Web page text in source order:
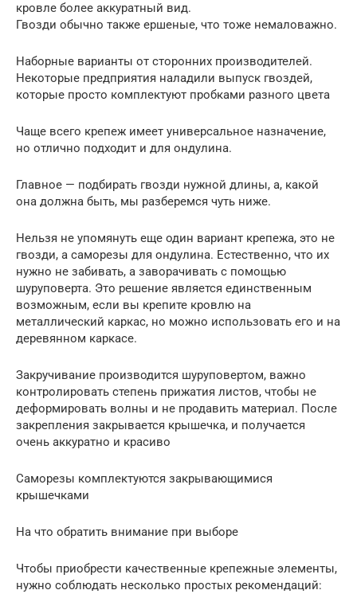
кровле более аккуратный вид.
Гвозди обычно также ершеные, что тоже немаловажно.
Наборные варианты от сторонних производителей.
Некоторые предприятия наладили выпуск гвоздей,
которые просто комплектуют пробками разного цвета
Чаще всего крепеж имеет универсальное назначение,
но отлично подходит и для ондулина.
Главное — подбирать гвозди нужной длины, а, какой
она должна быть, мы разберемся чуть ниже.
Нельзя не упомянуть еще один вариант крепежа, это не
гвозди, а саморезы для ондулина. Естественно, что их
нужно не забивать, а заворачивать с помощью
шуруповерта. Это решение является единственным
возможным, если вы крепите кровлю на
металлический каркас, но можно использовать его и на
деревянном каркасе.
Закручивание производится шуруповертом, важно
контролировать степень прижатия листов, чтобы не
деформировать волны и не продавить материал. После
закрепления закрывается крышечка, и получается
очень аккуратно и красиво
Саморезы комплектуются закрывающимися
крышечками
На что обратить внимание при выборе
Чтобы приобрести качественные крепежные элементы,
нужно соблюдать несколько простых рекомендаций: